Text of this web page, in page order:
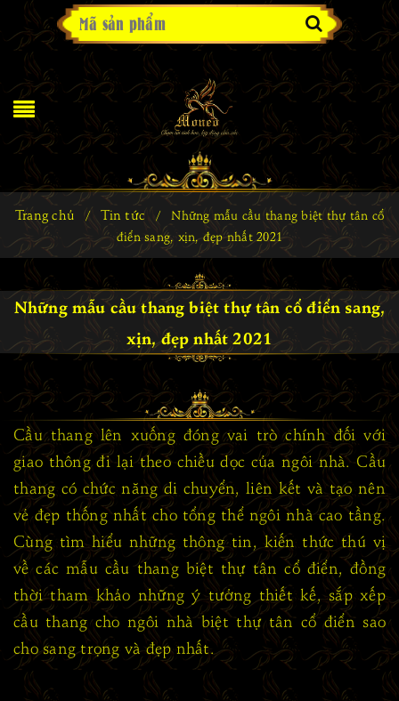
Trang chủ / Tin tức /
Những mẫu cầu thang biệt thự tân cổ
điển sang, xịn, đẹp nhất 2021
Những mẫu cầu thang biệt thự tân cổ điển sang,
xịn, đẹp nhất 2021
Cầu thang lên xuống đóng vai trò chính đối với
giao thông đi lại theo chiều dọc của ngôi nhà. Cầu
thang có chức năng di chuyển, liên kết và tạo nên
vẻ đẹp thống nhất cho tổng thể ngôi nhà cao tầng.
Cùng tìm hiểu những thông tin, kiến thức thú vị
về các mẫu cầu thang biệt thự tân cổ điển, đồng
thời tham khảo những ý tưởng thiết kế, sắp xếp
cầu thang cho ngôi nhà biệt thự tân cổ điển sao
cho sang trọng và đẹp nhất.